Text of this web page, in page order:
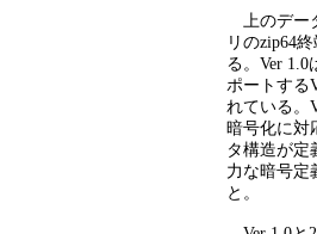
上のデー
リのzip64
る。Ver 1.0
ポートする
れている。
暗号化に対
タ構造が定
力な暗号定
と。